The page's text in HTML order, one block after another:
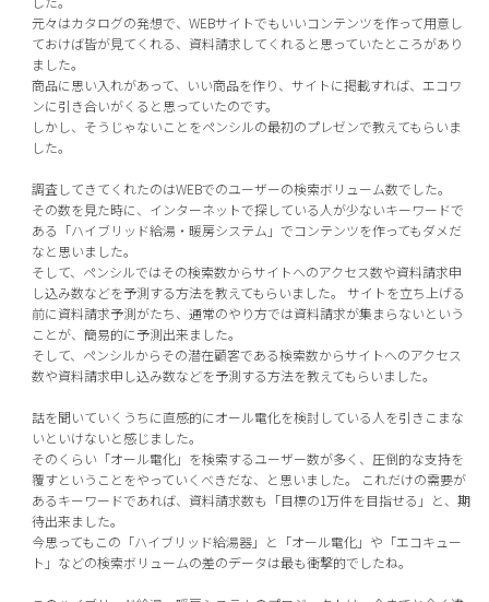
元々はカタログの発想で、WEBサイトでもいいコンテンツを作って用意し
ておけば皆が見てくれる、資料請求してくれると思っていたところがあり
ました。
商品に思い入れがあって、いい商品を作り、サイトに掲載すれば、エコワ
ンに引き合いがくると思っていたのです。
しかし、そうじゃないことをペンシルの最初のプレゼンで教えてもらいま
した。
調査してきてくれたのはWEBでのユーザーの検索ボリューム数でした。
その数を見た時に、インターネットで探している人が少ないキーワードで
ある「ハイブリッド給湯・暖房システム」でコンテンツを作ってもダメだ
なと思いました。
そして、ペンシルではその検索数からサイトへのアクセス数や資料請求申
し込み数などを予測する方法を教えてもらいました。 サイトを立ち上げる
前に資料請求予測がたち、通常のやり方では資料請求が集まらないという
ことが、簡易的に予測出来ました。
そして、ペンシルからその潜在顧客である検索数からサイトへのアクセス
数や資料請求申し込み数などを予測する方法を教えてもらいました。
話を聞いていくうちに直感的にオール電化を検討している人を引きこまな
いといけないと感じました。
そのくらい「オール電化」を検索するユーザー数が多く、圧倒的な支持を
覆すということをやっていくべきだな、と思いました。 これだけの需要が
あるキーワードであれば、資料請求数も「目標の1万件を目指せる」と、期
待出来ました。
今思ってもこの「ハイブリッド給湯器」と「オール電化」や「エコキュー
ト」などの検索ボリュームの差のデータは最も衝撃的でしたね。